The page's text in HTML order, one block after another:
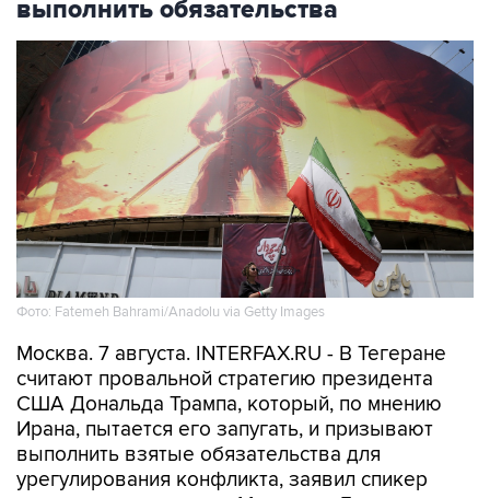
Фото: Fatemeh Bahrami/Anadolu via Getty Images
Москва. 7 августа. INTERFAX.RU - В Тегеране
США Дональда Трампа, который, по мнению
Ирана, пытается его запугать, и призывают
выполнить взятые обязательства для
урегулирования конфликта, заявил спикер
иранского парламента Мохаммад Багер
Галибаф.